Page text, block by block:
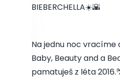
BIEBERCHELLA☀️🌇
Na jednu noc vracíme
Baby, Beauty and a
pamatuješ z léta